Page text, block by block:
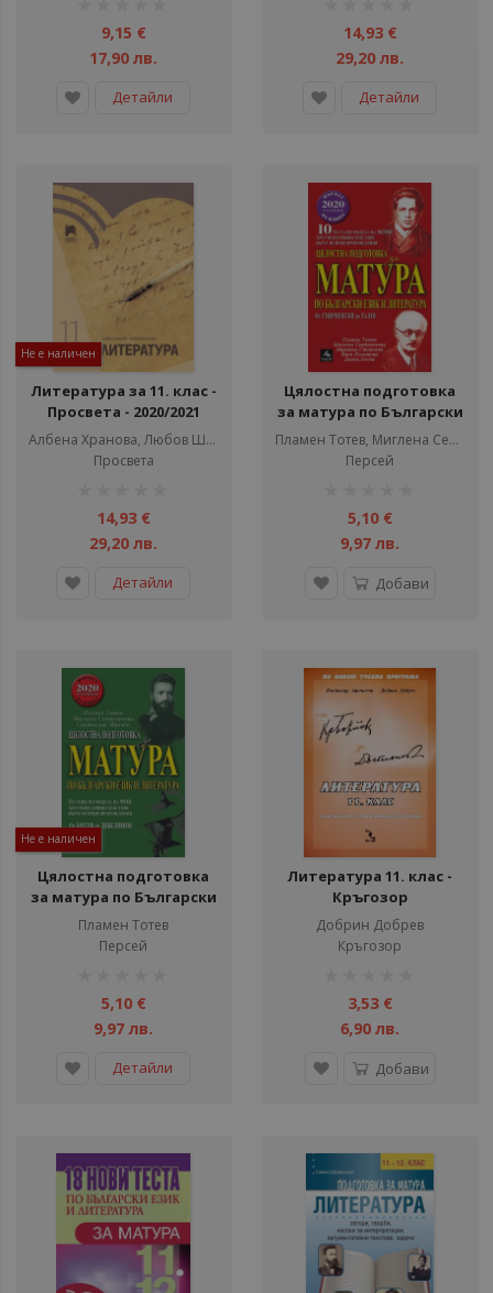
9,15 €
17,90 лв.
Детайли
14,93 €
29,20 лв.
Детайли
Не е наличен
Литература за 11. клас -
Просвета - 2020/2021
Албена Хранова, Любов Шишкова
Просвета
14,93 €
29,20 лв.
Детайли
Цялостна подготовка
за матура по Български
език и Литература - 10
теста по новия модел -
Формат на изпита 2020
Пламен Тотев, Миглена Севдалинова
Персей
5,10 €
9,97 лв.
Добави
Не е наличен
Цялостна подготовка
за матура по Български
език и Литература -
тестове по новия
модел - Формат на
Пламен Тотев
Персей
5,10 €
9,97 лв.
Детайли
Литература 11. клас -
Кръгозор
Добрин Добрев
Кръгозор
3,53 €
6,90 лв.
Добави